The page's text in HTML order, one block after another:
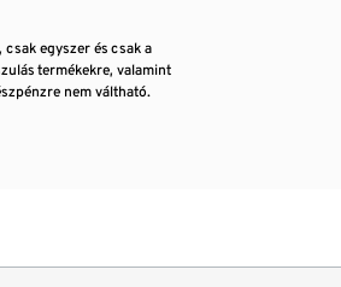
egyszer és csak a
termékekre, valamint
nem váltható.